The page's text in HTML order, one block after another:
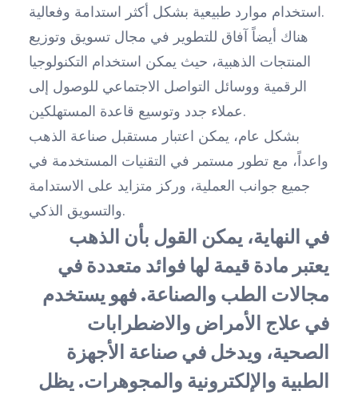
استخدام موارد طبيعية بشكل أكثر استدامة وفعالية.
هناك أيضاً آفاق للتطوير في مجال تسويق وتوزيع
المنتجات الذهبية، حيث يمكن استخدام التكنولوجيا
الرقمية ووسائل التواصل الاجتماعي للوصول إلى
عملاء جدد وتوسيع قاعدة المستهلكين.
بشكل عام، يمكن اعتبار مستقبل صناعة الذهب
واعداً، مع تطور مستمر في التقنيات المستخدمة في
جميع جوانب العملية، وركز متزايد على الاستدامة
والتسويق الذكي.
في النهاية، يمكن القول بأن الذهب
يعتبر مادة قيمة لها فوائد متعددة في
مجالات الطب والصناعة. فهو يستخدم
في علاج الأمراض والاضطرابات
الصحية، ويدخل في صناعة الأجهزة
الطبية والإلكترونية والمجوهرات. يظل